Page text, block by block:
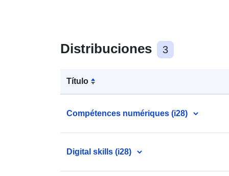
Distribuciones 3
Título
Compétences numériques (i28)
Digital skills (i28)